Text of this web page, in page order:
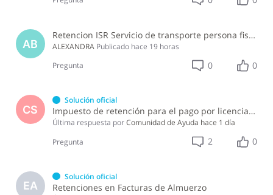
AB
Retencion ISR Servicio de transporte persona fisica
ALEXANDRA Publicado hace 19 horas
Pregunta
0 0
CS
Solución oficial
Impuesto de retención para el pago por licencia de software y soporte de software ?
Última respuesta porComunidad de Ayuda hace 1 día
Pregunta
2 0
EA
Solución oficial
Retenciones en Facturas de Almuerzo